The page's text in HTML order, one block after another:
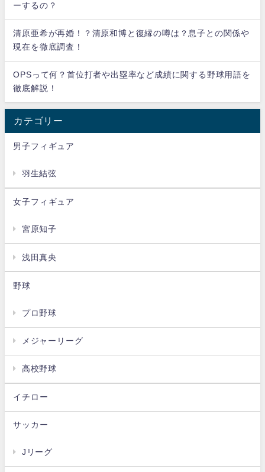
ーするの？
清原亜希が再婚！？清原和博と復縁の噂は？息子との関係や
現在を徹底調査！
OPSって何？首位打者や出塁率など成績に関する野球用語を
徹底解説！
カテゴリー
男子フィギュア
羽生結弦
女子フィギュア
宮原知子
浅田真央
野球
プロ野球
メジャーリーグ
高校野球
イチロー
サッカー
Jリーグ